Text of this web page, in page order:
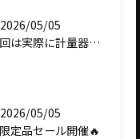
2026/05/05
今回は実際に計量器に載せて、
2026/05/05
定品セール開催🔥